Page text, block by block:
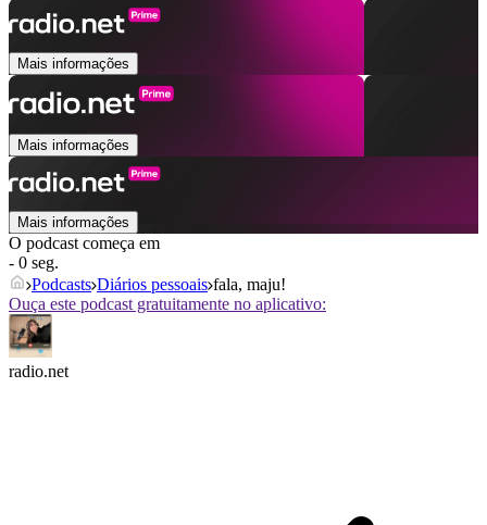
Mais informações
Mais informações
Mais informações
O podcast começa em
- 0 seg.
Podcasts Diários pessoais fala, maju!
Ouça este podcast gratuitamente no aplicativo:
radio.net